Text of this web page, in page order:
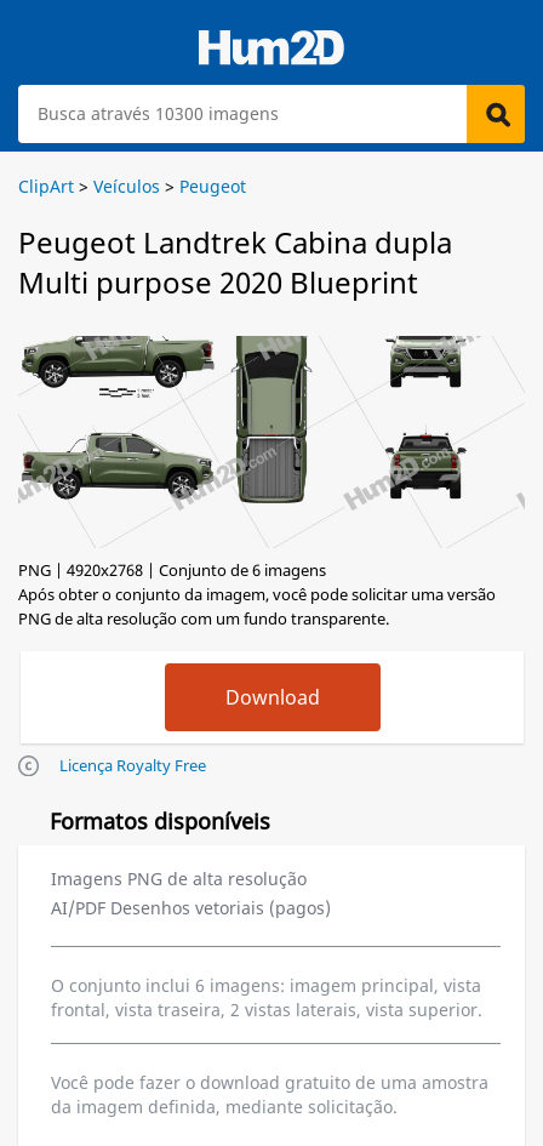
ClipArt > Veículos > Peugeot
Peugeot Landtrek Cabina dupla
Multi purpose 2020 Blueprint
PNG | 4920x2768 | Conjunto de 6 imagens
Após obter o conjunto da imagem, você pode solicitar uma versão
PNG de alta resolução com um fundo transparente.
Licença Royalty Free
Formatos disponíveis
Imagens PNG de alta resolução
AI/PDF Desenhos vetoriais (pagos)
O conjunto inclui 6 imagens: imagem principal, vista
frontal, vista traseira, 2 vistas laterais, vista superior.
Você pode fazer o download gratuito de uma amostra
da imagem definida, mediante solicitação.